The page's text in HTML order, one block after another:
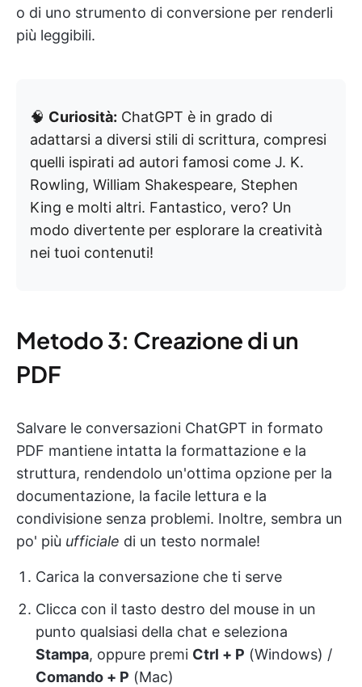
o di uno strumento di conversione per renderli
più leggibili.
🧠 Curiosità: ChatGPT è in grado di
adattarsi a diversi stili di scrittura, compresi
quelli ispirati ad autori famosi come J. K.
Rowling, William Shakespeare, Stephen
King e molti altri. Fantastico, vero? Un
modo divertente per esplorare la creatività
nei tuoi contenuti!
Metodo 3: Creazione di un
PDF
Salvare le conversazioni ChatGPT in formato
PDF mantiene intatta la formattazione e la
struttura, rendendolo un'ottima opzione per la
documentazione, la facile lettura e la
condivisione senza problemi. Inoltre, sembra un
po' più ufficiale di un testo normale!
Carica la conversazione che ti serve
Clicca con il tasto destro del mouse in un
punto qualsiasi della chat e seleziona
Stampa, oppure premi Ctrl + P (Windows) /
Comando + P (Mac)